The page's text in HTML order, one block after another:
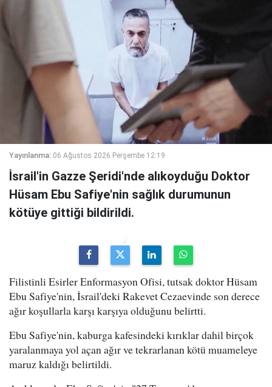
Yayınlanma: 06 Ağustos 2026 Perşembe 12:19
İsrail'in Gazze Şeridi'nde alıkoyduğu Doktor
Hüsam Ebu Safiye'nin sağlık durumunun
kötüye gittiği bildirildi.
Filistinli Esirler Enformasyon Ofisi, tutsak doktor Hüsam
Ebu Safiye'nin, İsrail'deki Rakevet Cezaevinde son derece
ağır koşullarla karşı karşıya olduğunu belirtti.
Ebu Safiye'nin, kaburga kafesindeki kırıklar dahil birçok
yaralanmaya yol açan ağır ve tekrarlanan kötü muameleye
maruz kaldığı belirtildi.